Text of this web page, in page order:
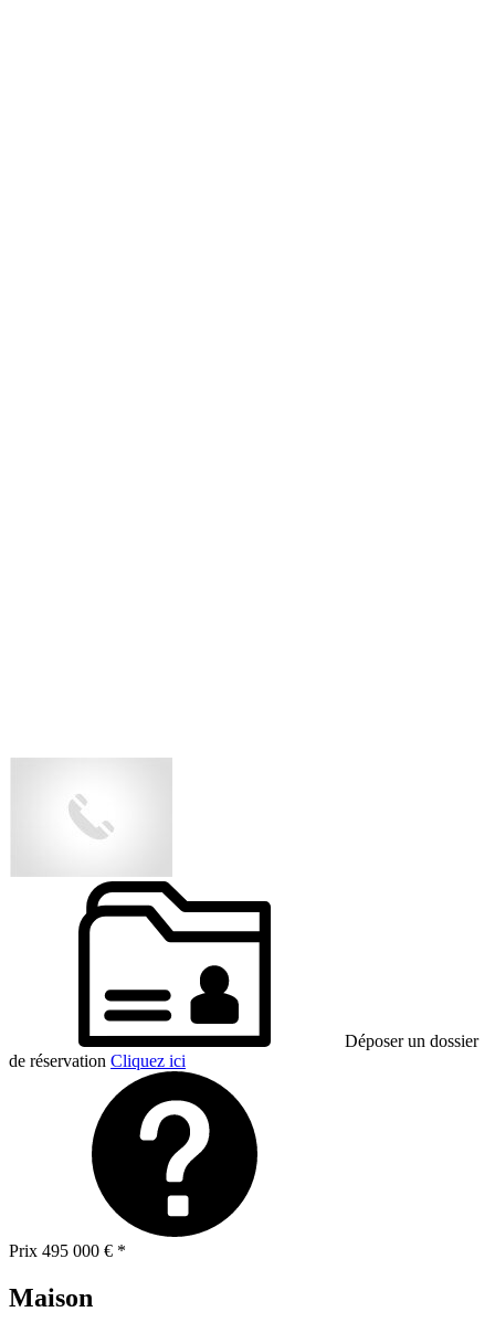
Déposer un dossier
de réservation Cliquez ici
Prix 495 000 € *
Maison